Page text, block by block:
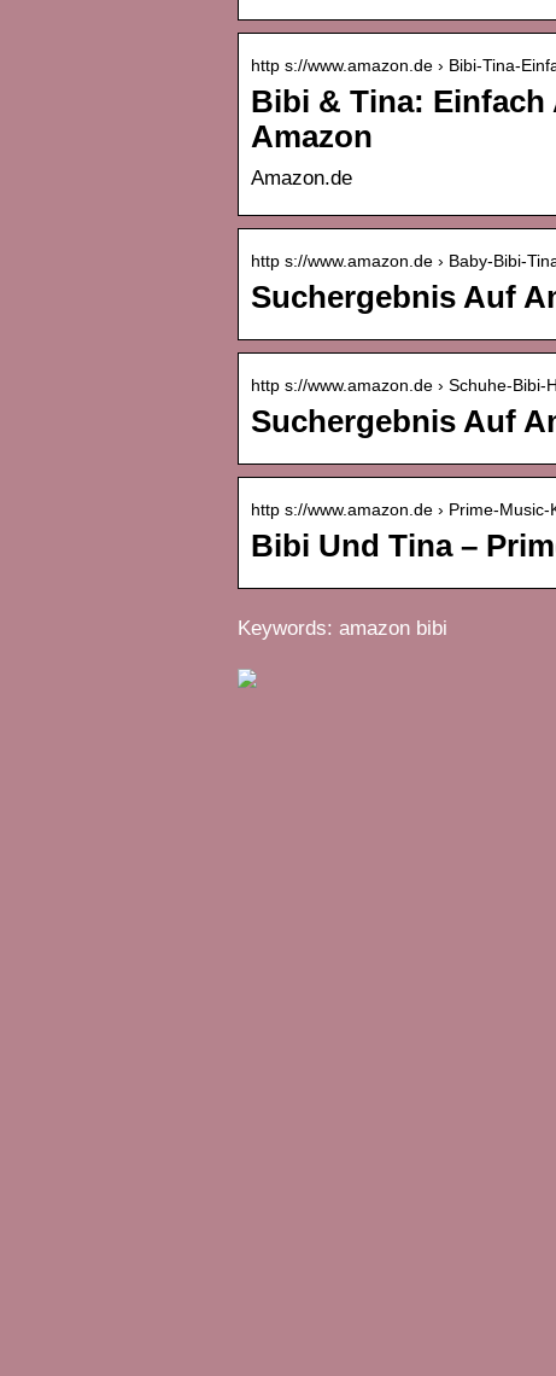
http s://www.amazon.de › Bibi-Tina-
Bibi & Tina: Einfach
Amazon
Amazon.de
http s://www.amazon.de › Baby-Bibi-
Suchergebnis Auf
http s://www.amazon.de › Schuhe-Bibi-
Suchergebnis Auf
http s://www.amazon.de › Prime-Music-
Bibi Und Tina –
Keywords: amazon bibi